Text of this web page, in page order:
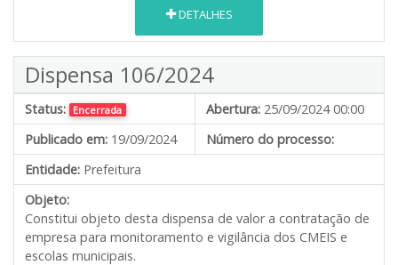
DETALHES
Dispensa 106/2024
Status: Encerrada Abertura: 25/09/2024 00:00
Publicado em: 19/09/2024
Número do processo:
Entidade: Prefeitura
Objeto:
Constitui objeto desta dispensa de valor a contratação de
empresa para monitoramento e vigilância dos CMEIS e
escolas municipais.